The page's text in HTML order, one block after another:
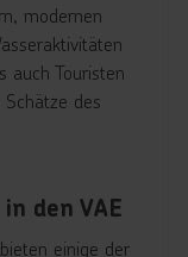
modernen
auch Touristen
des
den VAE
einige der